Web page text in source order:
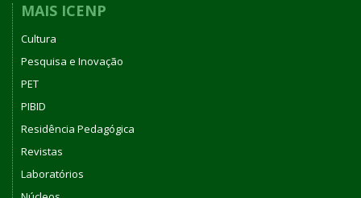
MAIS ICENP
Cultura
Pesquisa e Inovação
PET
PIBID
Residência Pedagógica
Revistas
Laboratórios